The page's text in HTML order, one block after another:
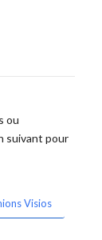
ou
suivant pour
Visios